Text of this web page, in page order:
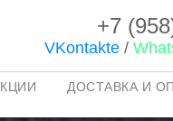
+7
VKontakte /
ДОСТАВКА И